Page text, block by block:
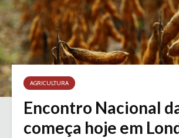
AGRICULTURA
Encontro Nacional
começa hoje em